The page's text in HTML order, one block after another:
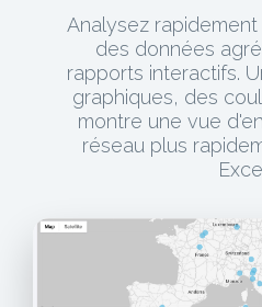
Analysez
des données
rapports interactifs.
graphiques, des
montre une vue
réseau plus